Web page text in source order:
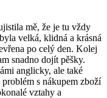
mě, že je tu vždy
velká, klidná a krásná
po celý den. Kolej
snadno dojít pěšky.
anglicky, ale také
s nákupem zboží
vztahy a